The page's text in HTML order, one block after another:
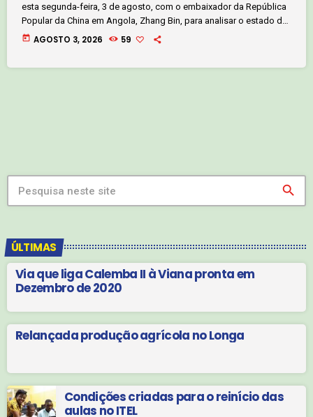
esta segunda-feira, 3 de agosto, com o embaixador da República
Popular da China em Angola, Zhang Bin, para analisar o estado da
cooperação bilateral e identificar novas oportunidades de
today AGOSTO 3, 2026 59
search
ÚLTIMAS
Via que liga Calemba II à Viana pronta em
Dezembro de 2020
Relançada produção agrícola no Longa
Condições criadas para o reinício das
aulas no ITEL